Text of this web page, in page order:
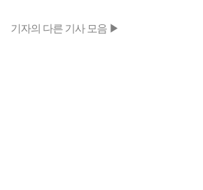
기자의 다른 기사 모음 ▶